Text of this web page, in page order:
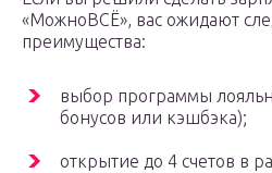
«МожноВСЁ», вас ожидают
преимущества:
выбор программы
бонусов или кэшбэка);
открытие до 4 счетов в